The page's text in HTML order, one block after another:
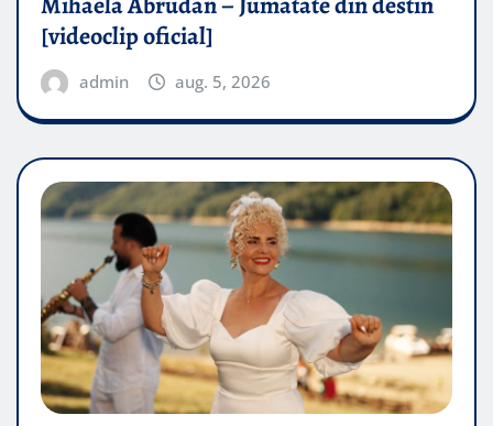
[videoclip oficial]
admin aug. 5, 2026